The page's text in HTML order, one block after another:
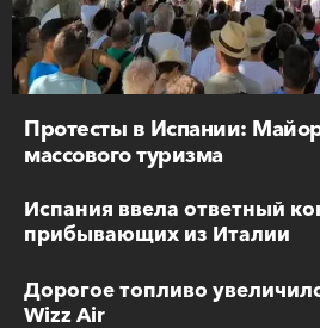
Протесты в Испании:
массового туризма
Испания ввела ответный
прибывающих из Италии
Дорогое топливо
Wizz Air